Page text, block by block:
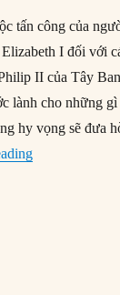
tấn công của
I đối với
II của Tây
lành cho những
hy vọng sẽ đưa
“29/07/1588: